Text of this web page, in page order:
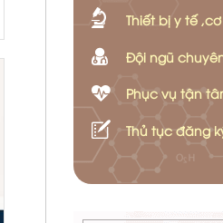
Thiết bị y tế
Đội ngũ
Phục vụ tận
Thủ tục đăng